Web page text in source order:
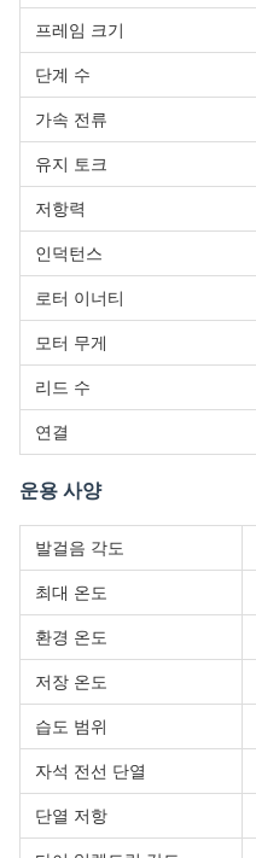
프레임 크기
단계 수
가속 전류
유지 토크
저항력
인덕턴스
로터 이너티
모터 무게
리드 수
연결
운용 사양
발걸음 각도
최대 온도
환경 온도
저장 온도
습도 범위
자석 전선 단열
단열 저항